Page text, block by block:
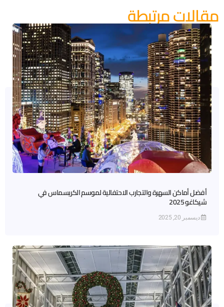
مقالات مرتبطة
أفضل أماكن السهرة والتجارب الاحتفالية لموسم الكريسماس في
شيكاغو 2025
ديسمبر 20, 2025